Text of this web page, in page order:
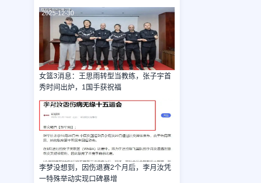
2025-12-30
女篮3消息：王思雨转型当教练，张子宇首
秀时间出炉，1国手获祝福
2025-12-30
李梦没想到，因伤退赛2个月后，李月汝凭
一特殊举动实现口碑暴增